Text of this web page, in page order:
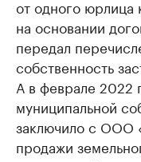
от одного юрлица
на основании
передал
собственность
А в феврале 2022
муниципальной
заключило с ООО
продажи